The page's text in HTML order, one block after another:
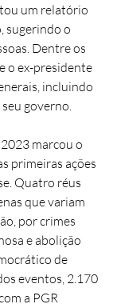
um relatório
sugerindo o
Dentre os
o ex-presidente
incluindo
governo.
marcou o
primeiras ações
Quatro réus
que variam
por crimes
e abolição
de
eventos, 2.170
a PGR